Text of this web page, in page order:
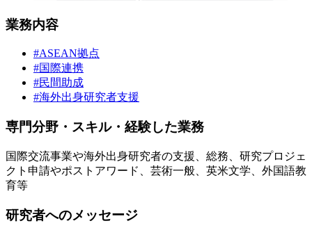
業務内容
#ASEAN拠点
#国際連携
#民間助成
#海外出身研究者支援
専門分野・スキル・経験した業務
国際交流事業や海外出身研究者の支援、総務、研究プロジェ
クト申請やポストアワード、芸術一般、英米文学、外国語教
育等
研究者へのメッセージ